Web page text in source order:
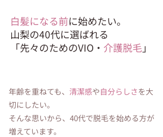
白髪になる前に始めたい。
山梨の40代に選ばれる
「先々のためのVIO・ 介護脱毛 」
年齢を重ねても、 清潔感や自分らしさを大
切にしたい。
そんな思いから、40代で脱毛を始める方が
増えています。